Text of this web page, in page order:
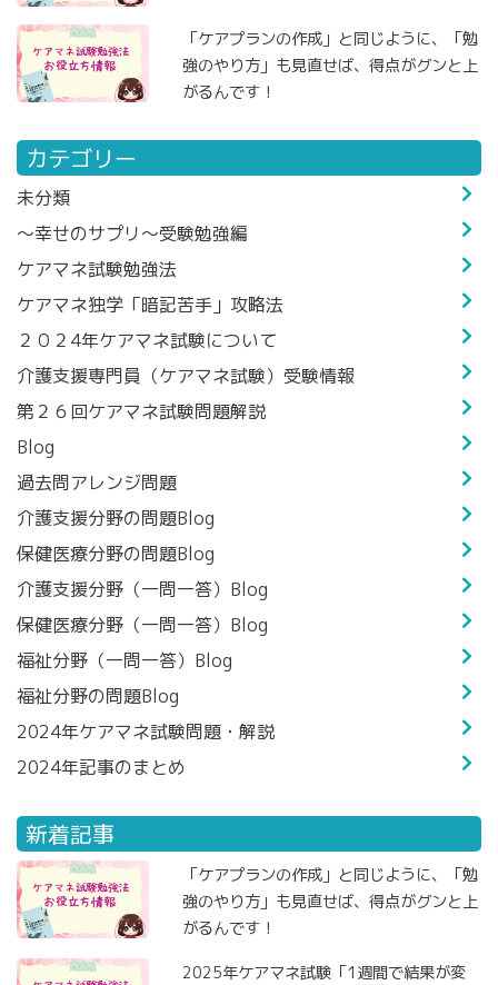
「ケアプランの作成」と同じように、「勉
強のやり方」も見直せば、得点がグンと上
がるんです！
カテゴリー
未分類
～幸せのサプリ～受験勉強編
ケアマネ試験勉強法
ケアマネ独学「暗記苦手」攻略法
２０２4年ケアマネ試験について
介護支援専門員（ケアマネ試験）受験情報
第２６回ケアマネ試験問題解説
Blog
過去問アレンジ問題
介護支援分野の問題Blog
保健医療分野の問題Blog
介護支援分野（一問一答）Blog
保健医療分野（一問一答）Blog
福祉分野（一問一答）Blog
福祉分野の問題Blog
2024年ケアマネ試験問題・解説
2024年記事のまとめ
新着記事
「ケアプランの作成」と同じように、「勉
強のやり方」も見直せば、得点がグンと上
がるんです！
2025年ケアマネ試験「1週間で結果が変